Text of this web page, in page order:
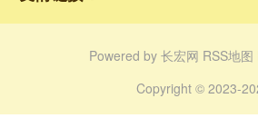
Powered by 长宏网 RSS地图
Copyright © 2023-